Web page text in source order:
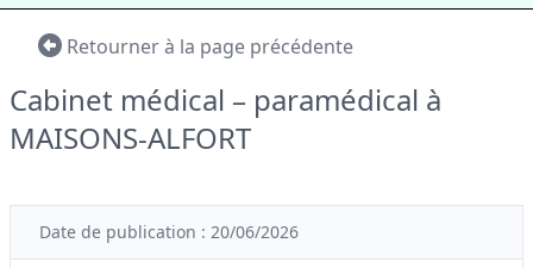
Retourner à la page précédente
Cabinet médical – paramédical à
MAISONS-ALFORT
Date de publication : 20/06/2026